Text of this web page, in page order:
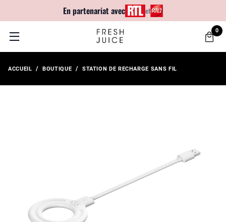
En partenariat avec et
0
ACCUEIL BOUTIQUE STATION DE RECHARGE SANS FIL